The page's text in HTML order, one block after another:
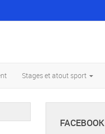
Stages et atout sport
FACEBOOK